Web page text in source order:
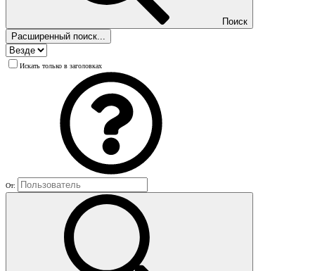
Поиск
Расширенный поиск...
Искать только в заголовках
От: